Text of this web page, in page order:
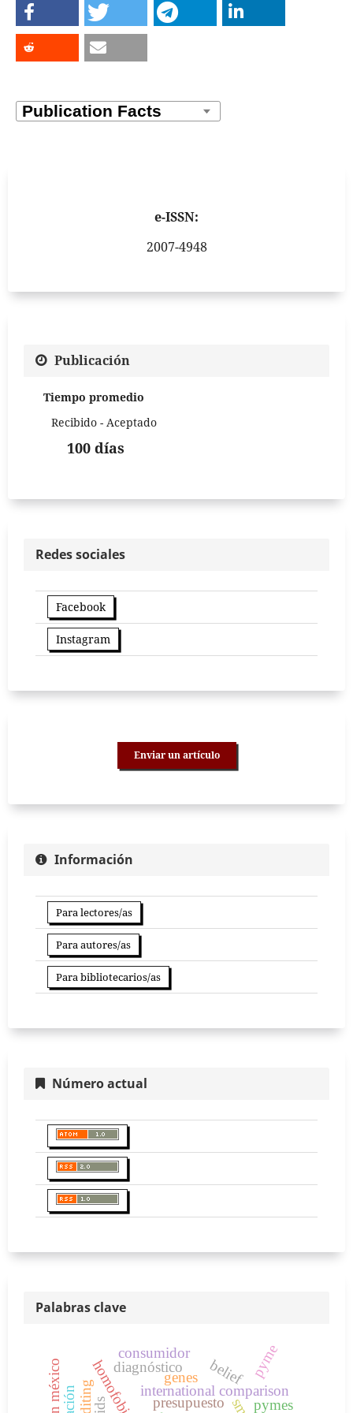
e-ISSN:
2007-4948
Publicación
Tiempo promedio
Recibido - Aceptado
100 días
Redes sociales
Facebook
Instagram
Enviar un artículo
Información
Para lectores/as
Para autores/as
Para bibliotecarios/as
Número actual
Palabras clave
international comparison
presupuesto
belief
genes
diagnóstico pyme
consumidor
pymes